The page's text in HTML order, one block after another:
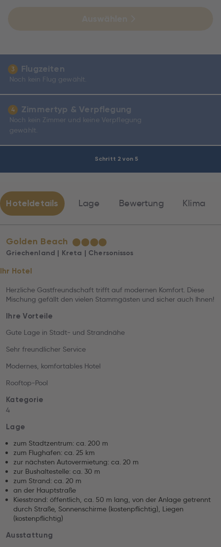
Schritt 2 von 5
3 Flugzeiten
Noch kein Flug gewählt.
4 Zimmertyp & Verpflegung
Noch kein Zimmer und keine Verpflegung
gewählt.
Hoteldetails Lage Bewertung Klima
Golden Beach ★★★★
Griechenland | Kreta | Chersonissos
Ihr Hotel
Herzliche Gastfreundschaft trifft auf modernen Komfort. Diese
Mischung gefällt den vielen Stammgästen und sicher auch Ihnen!
Ihre Vorteile
Gute Lage in Stadt- und Strandnähe
Sehr freundlicher Service
Modernes, komfortables Hotel
Rooftop-Pool
Kategorie
4
Lage
zum Stadtzentrum: ca. 200 m
zum Flughafen: ca. 25 km
zur nächsten Autovermietung: ca. 20 m
zur Bushaltestelle: ca. 30 m
zum Strand: ca. 20 m
an der Hauptstraße
Kiesstrand: öffentlich, ca. 50 m lang, von der Anlage getrennt
durch Straße, Sonnenschirme (kostenpflichtig), Liegen
(kostenpflichtig)
Ausstattung